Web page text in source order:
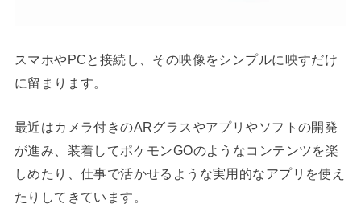
スマホやPCと接続し、その映像をシンプルに映すだけ
に留まります。
最近はカメラ付きのARグラスやアプリやソフトの開発
が進み、装着してポケモンGOのようなコンテンツを楽
しめたり、仕事で活かせるような実用的なアプリを使え
たりしてきています。